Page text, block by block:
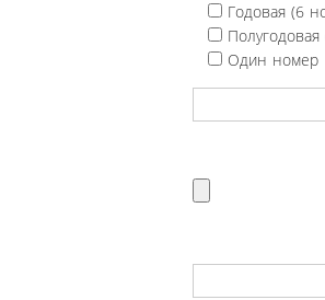
Годовая (6
Один номер